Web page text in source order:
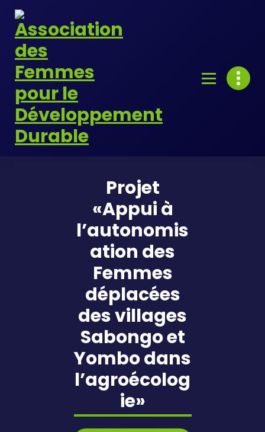
Skip
content
Projet
«Appui à
l’autonomis
ation des
Femmes
déplacées
des villages
Sabongo et
Yombo dans
l’agroécolog
ie»